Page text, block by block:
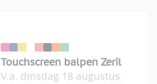
Touchscreen balpen Zeril
V.a. dinsdag 18 augustus